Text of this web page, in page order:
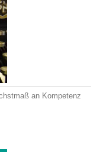
an Kompetenz